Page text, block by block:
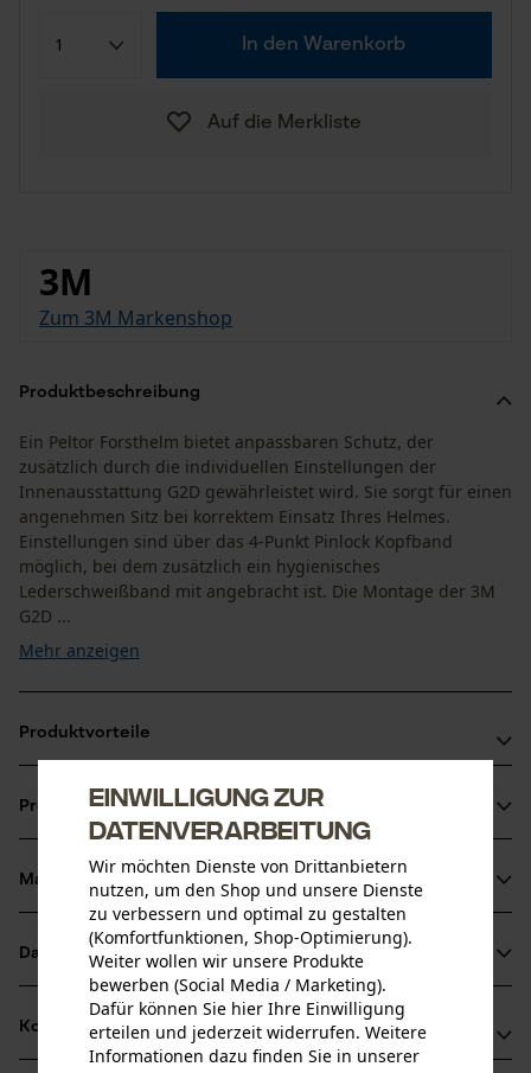
In den Warenkorb
Auf die Merkliste
3M
Zum 3M Markenshop
Produktbeschreibung
Ein Peltor Forsthelm bietet anpassbaren Schutz, der
zusätzlich durch die individuellen Einstellungen der
Innenausstattung G2D gewährleistet wird. Sie sorgt für einen
angenehmen Sitz bei korrektem Einsatz Ihres Helmes.
Einstellungen sind über das 4-Punkt Pinlock Kopfband
möglich, bei dem zusätzlich ein hygienisches
Lederschweißband mit angebracht ist. Die Montage der 3M
G2D ...
Mehr anzeigen
Produktvorteile
Pinlock-Verstellsystem für einfache und sichere
Passend für jeden Schutzhelm der 3M Peltor Serie
Produktinformationen
Produktdetails
Aktivitätstyp
Schützen
Altersgruppe
Material & Pflege
Material
Details Polsterung
Lederpolster
Datenblätter
Herstellerdatenblatt (PDF)
Kompatibilität
Einwilligung zur
Datenverarbeitung
Wir möchten Dienste von Drittanbietern
nutzen, um den Shop und unsere Dienste
zu verbessern und optimal zu gestalten
(Komfortfunktionen, Shop-Optimierung).
Weiter wollen wir unsere Produkte
bewerben (Social Media / Marketing).
Dafür können Sie hier Ihre Einwilligung
erteilen und jederzeit widerrufen. Weitere
Informationen dazu finden Sie in unserer